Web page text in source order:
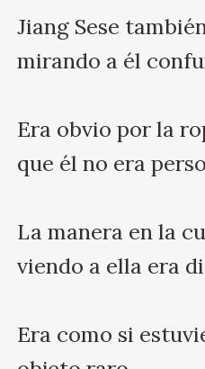
Jiang Sese
mirando a él
Era obvio por la
que él no era
La manera en la
viendo a ella era
Era como si